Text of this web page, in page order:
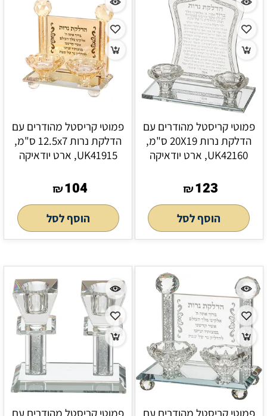
פמוטי קריסטל מהודרים עם
הדלקת נרות 20X19 ס"מ,
UK42160, ארט יודאיקה
₪123
הוסף לסל
פמוטי קריסטל מהודרים עם
הדלקת נרות 12.5x7 ס"מ,
UK41915, ארט יודאיקה
₪104
הוסף לסל
פמוטי קריסטל מהודרים עם
פמוטי קריסטל מהודרים עם